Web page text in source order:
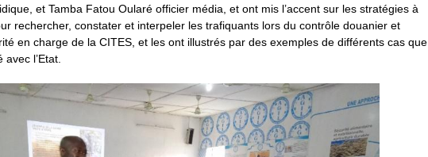
et Tamba Fatou Oularé officier média, et ont mis l’accent sur les stratégies à
rechercher, constater et interpeler les trafiquants lors du contrôle douanier et
en charge de la CITES, et les ont illustrés par des exemples de différents cas que
avec l’Etat.